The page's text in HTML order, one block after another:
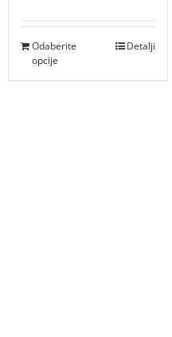
Odaberite
opcije
Detalji